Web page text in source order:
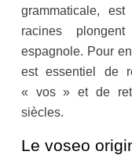
grammaticale,
racines
espagnole. Pour
est essentiel de
« vos » et de
siècles.
Le voseo